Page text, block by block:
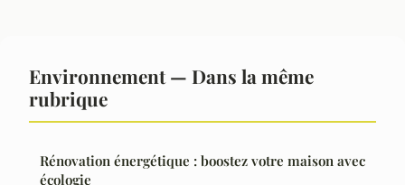
Environnement — Dans la même
rubrique
Rénovation énergétique : boostez votre maison avec
écologie